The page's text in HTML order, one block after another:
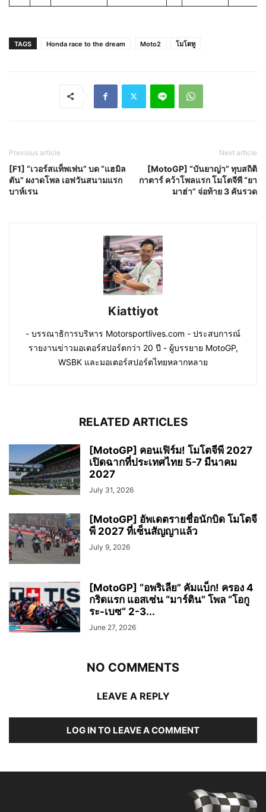
TAGS Honda race to the dream Moto2 โมโตทู
Previous article
[F1] “เวอร์สแท็พเพ่น” บด “แฮมิล
ตัน” ผงาดโพล เอฟวันสนามแรก
บาห์เรน
Next article
[MotoGP] “บันยาญ่า” ทุบสถิติ
กาตาร์ คว้าโพลแรก โมโตจีพี “ยา
มาฮ่า” จ่อท้าย 3 คันรวด
Kiattiyot
- บรรณาธิการบริหาร Motorsportlives.com - ประสบการณ์
รายงานข่าวมอเตอร์สปอร์ตกว่า 20 ปี - ผู้บรรยาย MotoGP,
WSBK และมอเตอร์สปอร์ตไทยหลากหลาย
RELATED ARTICLES
[MotoGP] คอนเฟิร์ม! โมโตจีพี 2027
เปิดฉากที่ประเทศไทย 5-7 มีนาคม
2027
July 31, 2026
[MotoGP] อัพเดตรายชื่อนักบิด โมโตจี
พี 2027 ที่เซ็นสัญญาแล้ว
July 9, 2026
[MotoGP] “อพริเลีย” คัมแบ็ก! ครอง 4
กริดแรก แอสเซ่น “มาร์ติน” โพล “โอกู
ระ-เบซ” 2-3...
June 27, 2026
NO COMMENTS
LEAVE A REPLY
LOG IN TO LEAVE A COMMENT